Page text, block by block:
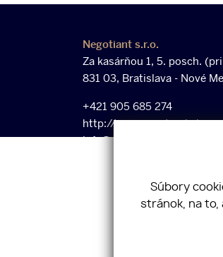
Negotiant s.r.o.
Za kasárňou 1, 5. posch.
831 03, Bratislava - Nové
+421 905 685 274
http://www.negotreal.sk
info@negotiant.sk
Súbory
stránok, na to,